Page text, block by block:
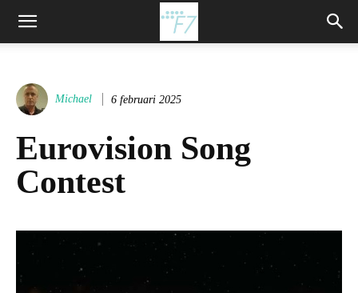
Michael 6 februari 2025
Eurovision Song
Contest